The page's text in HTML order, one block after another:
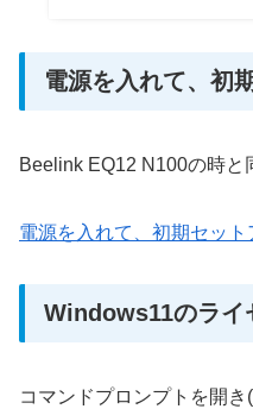
電源を入れて、初
Beelink EQ12 N100の時と
電源を入れて、初期セット
Windows11のライ
コマンドプロンプトを開